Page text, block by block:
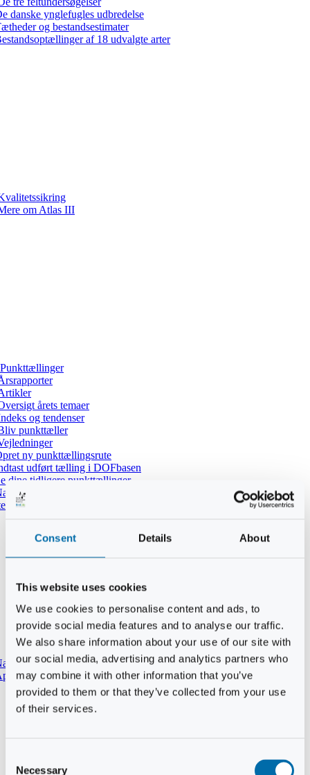
Consent Details About
This website uses cookies
We use cookies to personalise content and ads, to
provide social media features and to analyse our traffic.
We also share information about your use of our site with
our social media, advertising and analytics partners who
may combine it with other information that you’ve
provided to them or that they’ve collected from your use
of their services.
Necessary
danske ynglefugles udbredelse
og bestandsestimater
af 18 udvalgte arter
om Atlas III
Punkttællinger
årets temaer
og tendenser
punkttæller
ny punkttællingsrute
udført tælling i DOFbasen
dine tidligere punkttællinger
i mørket
til punkttællinger